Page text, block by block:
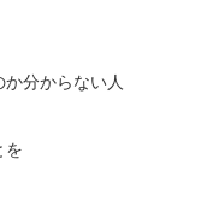
分からない人
を